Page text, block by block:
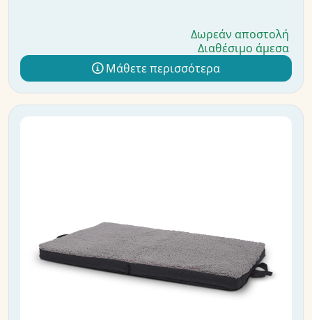
Δωρεάν αποστολή
Διαθέσιμο άμεσα
Μάθετε περισσότερα